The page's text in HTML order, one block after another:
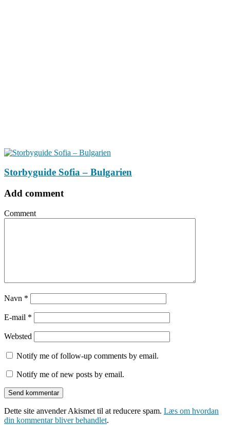
Storbyguide Sofia – Bulgarien
Add comment
Comment
Navn *
E-mail *
Websted
Notify me of follow-up comments by email.
Notify me of new posts by email.
Dette site anvender Akismet til at reducere spam. Læs om hvordan
din kommentar bliver behandlet.